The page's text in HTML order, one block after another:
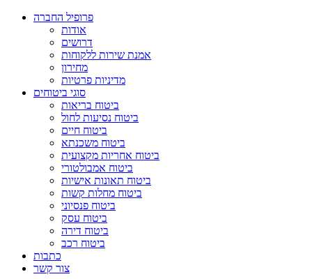
פרופיל החברה
אודות
דרושים
אמנת שירות ללקוחות
מחירון
מדיניות פרטיות
סוגי ביטוחים
ביטוח בריאות
ביטוח נסיעות לחול
ביטוח חיים
ביטוח משכנתא
ביטוח אחריות מקצועית
ביטוח אמבולטורי
ביטוח תאונות אישיות
ביטוח מחלות קשות
ביטוח פנסיוני
ביטוח עסק
ביטוח דירה
ביטוח רכב
כתבות
צור קשר